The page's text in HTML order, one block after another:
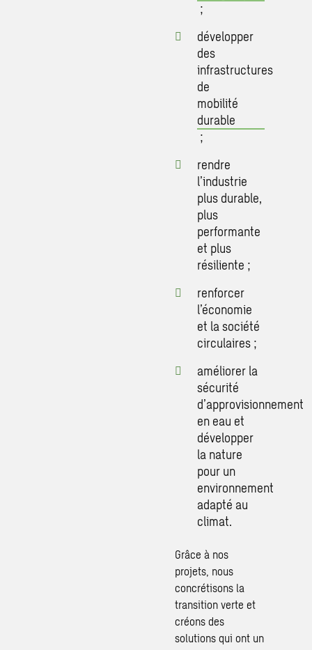
;
développer
des
infrastructures
de
mobilité
durable
;
rendre
l’industrie
plus durable,
plus
performante
et plus
résiliente ;
renforcer
l’économie
et la société
circulaires ;
améliorer la
sécurité
d’approvisionnement
en eau et
développer
la nature
pour un
environnement
adapté au
climat.
Grâce à nos
projets, nous
concrétisons la
transition verte et
créons des
solutions qui ont un